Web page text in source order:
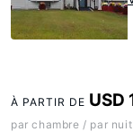
À PARTIR DE USD
par chambre / par nuit